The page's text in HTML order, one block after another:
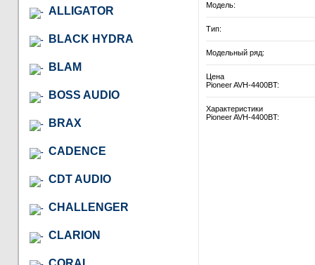
ALLIGATOR
BLACK HYDRA
BLAM
BOSS AUDIO
BRAX
CADENCE
CDT AUDIO
CHALLENGER
CLARION
Модель:
Тип:
Модельный ряд:
Цена
Pioneer AVH-4400BT:
Характеристики
Pioneer AVH-4400BT: